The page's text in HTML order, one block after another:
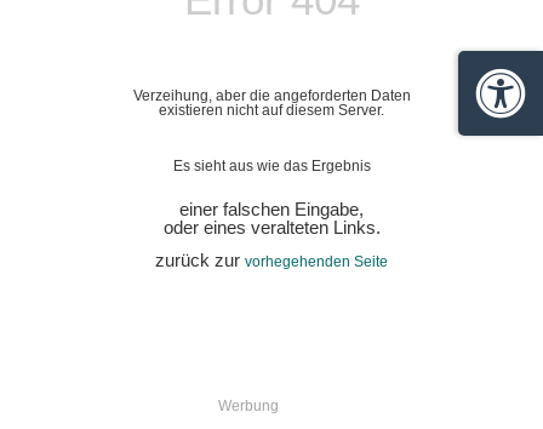
Verzeihung, aber die angeforderten Daten
existieren nicht auf diesem Server.
Es sieht aus wie das Ergebnis
einer falschen Eingabe,
oder eines veralteten Links.
zurück zur vorhegehenden Seite
Werbung